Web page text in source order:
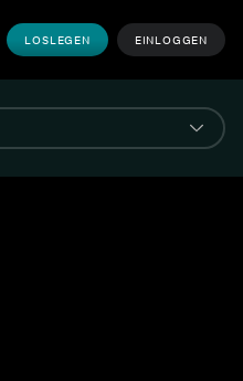
LOSLEGEN EINLOGGEN